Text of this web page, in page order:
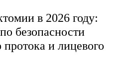
в 2026 году:
безопасности
и лицевого